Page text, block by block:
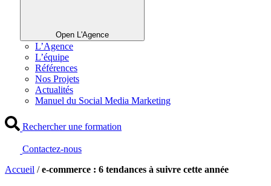
Open L'Agence
L’Agence
L’équipe
Références
Nos Projets
Actualités
Manuel du Social Media Marketing
Rechercher une formation
Contactez-nous
Accueil /e-commerce : 6 tendances à suivre cette année